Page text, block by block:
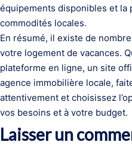
équipements disponibles et la
commodités locales.
En résumé, il existe de
votre logement de vacances.
plateforme en ligne, un site
agence immobilière locale,
attentivement et choisissez
vos besoins et à votre budget.
Laisser un